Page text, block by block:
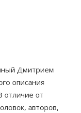
Дмитрием
описания
отличие от
авторов,